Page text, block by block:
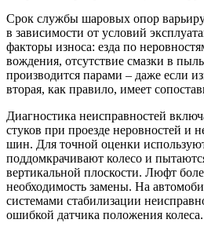
Срок службы шаровых опор
в зависимости от условий
факторы износа: езда по
вождения, отсутствие смазки в
производится парами – даже если
вторая, как правило, имеет
Диагностика неисправностей
стуков при проезде неровностей и
шин. Для точной оценки
поддомкрачивают колесо и
вертикальной плоскости. Люфт
необходимость замены. На
системами стабилизации
ошибкой датчика положения колеса.